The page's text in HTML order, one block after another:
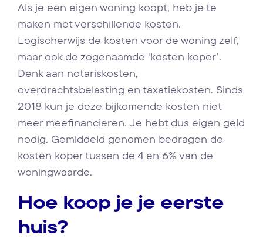
Als je een eigen woning koopt, heb je te
maken met verschillende kosten.
Logischerwijs de kosten voor de woning zelf,
maar ook de zogenaamde ‘kosten koper’.
Denk aan notariskosten,
overdrachtsbelasting en taxatiekosten. Sinds
2018 kun je deze bijkomende kosten niet
meer meefinancieren. Je hebt dus eigen geld
nodig. Gemiddeld genomen bedragen de
kosten koper tussen de 4 en 6% van de
woningwaarde.
Hoe koop je je eerste
huis?